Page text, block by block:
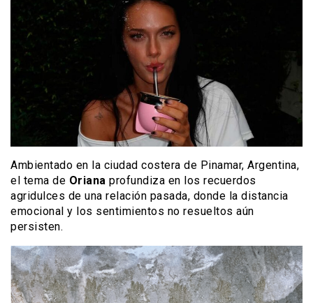
Ambientado en la ciudad costera de Pinamar, Argentina,
el tema de Oriana profundiza en los recuerdos
agridulces de una relación pasada, donde la distancia
emocional y los sentimientos no resueltos aún
persisten.